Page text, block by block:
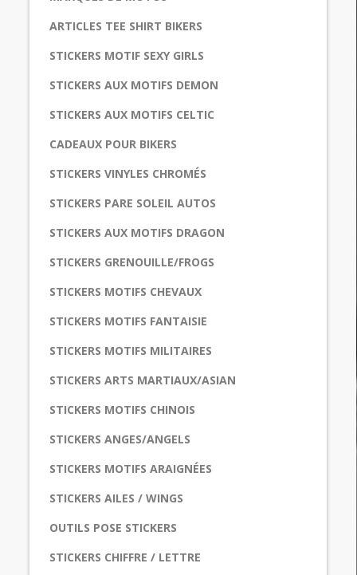
ARTICLES TEE SHIRT BIKERS
STICKERS MOTIF SEXY GIRLS
STICKERS AUX MOTIFS DEMON
STICKERS AUX MOTIFS CELTIC
CADEAUX POUR BIKERS
STICKERS VINYLES CHROMÉS
STICKERS PARE SOLEIL AUTOS
STICKERS AUX MOTIFS DRAGON
STICKERS GRENOUILLE/FROGS
STICKERS MOTIFS CHEVAUX
STICKERS MOTIFS FANTAISIE
STICKERS MOTIFS MILITAIRES
STICKERS ARTS MARTIAUX/ASIAN
STICKERS MOTIFS CHINOIS
STICKERS ANGES/ANGELS
STICKERS MOTIFS ARAIGNÉES
STICKERS AILES / WINGS
OUTILS POSE STICKERS
STICKERS CHIFFRE / LETTRE